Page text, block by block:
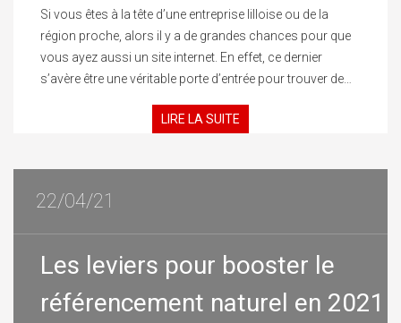
Si vous êtes à la tête d’une entreprise lilloise ou de la
région proche, alors il y a de grandes chances pour que
vous ayez aussi un site internet. En effet, ce dernier
s’avère être une véritable porte d’entrée pour trouver de…
LIRE LA SUITE
22/04/21
Les leviers pour booster le
référencement naturel en 2021